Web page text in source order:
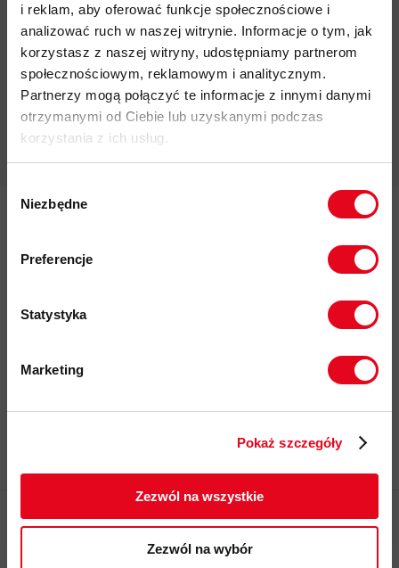
i reklam, aby oferować funkcje społecznościowe i
analizować ruch w naszej witrynie. Informacje o tym, jak
korzystasz z naszej witryny, udostępniamy partnerom
społecznościowym, reklamowym i analitycznym.
Partnerzy mogą połączyć te informacje z innymi danymi
otrzymanymi od Ciebie lub uzyskanymi podczas
korzystania z ich usług.
zgody
Niezbędne
Preferencje
Statystyka
Marketing
Pokaż szczegóły
Zezwól na wszystkie
Zezwól na wybór
Możliwy odbiór w sklepie
Profesjonalna pomoc
przechowywanie i przetwarzanie twoich danych przez
witrynę.
prywatności
Pytania i odpowiedzi O nas
Zwroty, wymiany i reklamacje
odbierz
zgodnie z Polityką prywatności.